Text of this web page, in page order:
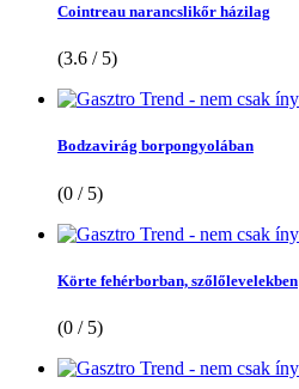
Cointreau narancslikőr házilag
(3.6 / 5)
Bodzavirág borpongyolában
(0 / 5)
Körte fehérborban, szőlőlevelekben
(0 / 5)